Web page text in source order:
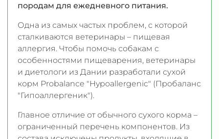
породам для ежедневного питания.
Одна из самых частых проблем, с которой
сталкиваются ветеринары – пищевая
аллергия. Чтобы помочь собакам с
особенностями пищеварения, ветеринары
и диетологи из Дании разработали сухой
корм Probalance "Hypoallergenic" (Пробаланс
"Гипоаллергеник").
Главное отличие от обычного сухого корма –
ограниченный перечень компонентов. Из